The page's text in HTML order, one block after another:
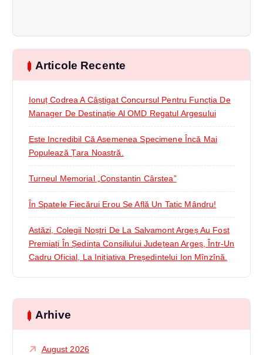
Articole Recente
Ionuț Codrea A Câștigat Concursul Pentru Funcția De
Manager De Destinație Al OMD Regatul Argesului
Este Incredibil Că Asemenea Specimene Încă Mai
Populează Țara Noastră.
Turneul Memorial „Constantin Cârstea”
În Spatele Fiecărui Erou Se Află Un Tatic Mândru!
Astăzi, Colegii Noștri De La Salvamont Argeș Au Fost
Premiați În Ședința Consiliului Județean Argeș, Într-Un
Cadru Oficial, La Inițiativa Președintelui Ion Mînzînă.
Arhive
August 2026